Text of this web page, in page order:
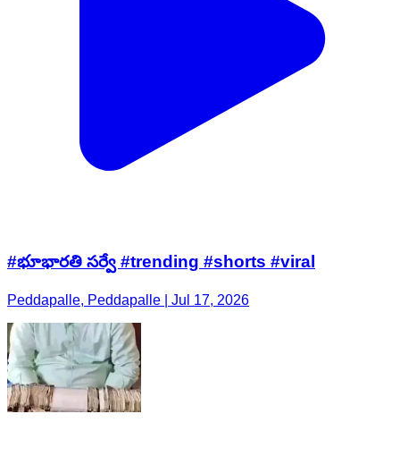
#భూభారతి సర్వే #trending #shorts #viral
Peddapalle, Peddapalle | Jul 17, 2026